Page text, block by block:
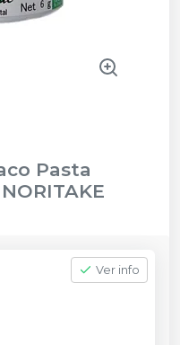
Pasta
NORITAKE
Ver info